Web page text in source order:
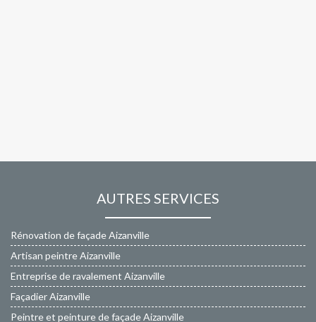
AUTRES SERVICES
Rénovation de façade Aizanville
Artisan peintre Aizanville
Entreprise de ravalement Aizanville
Façadier Aizanville
Peintre et peinture de façade Aizanville